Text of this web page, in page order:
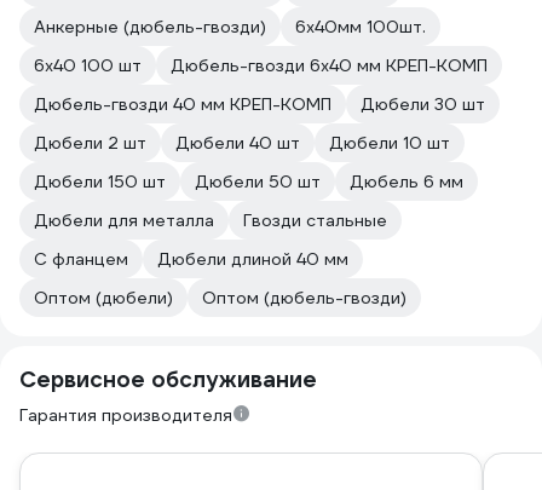
Анкерные (дюбель-гвозди)
6х40мм 100шт.
6х40 100 шт
Дюбель-гвозди 6х40 мм КРЕП-КОМП
Дюбель-гвозди 40 мм КРЕП-КОМП
Дюбели 30 шт
Дюбели 2 шт
Дюбели 40 шт
Дюбели 10 шт
Дюбели 150 шт
Дюбели 50 шт
Дюбель 6 мм
Дюбели для металла
Гвозди стальные
С фланцем
Дюбели длиной 40 мм
Оптом (дюбели)
Оптом (дюбель-гвозди)
Сервисное обслуживание
Гарантия производителя